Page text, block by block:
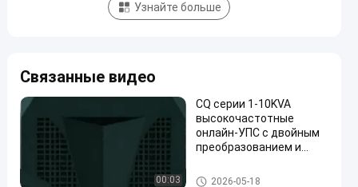
Узнайте больше
Связанные видео
00:03
CQ серии 1-10KVA
высокочастотные
онлайн-УПС с двойным
преобразованием и
входного напряжения
Киоск обслуживания собств
2026-05-18